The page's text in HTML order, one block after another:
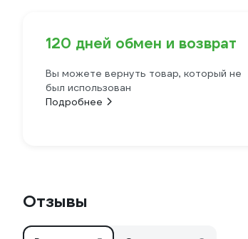
120 дней обмен и возврат
Вы можете вернуть товар, который не
был использован
Подробнее
Отзывы